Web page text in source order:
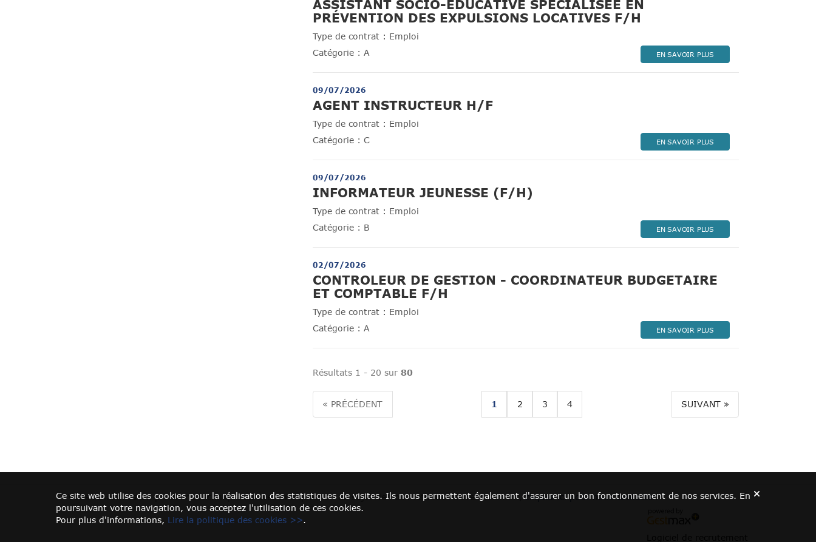
Ce site web utilise des cookies pour la réalisation des statistiques de visites. Ils nous permettent également d'assurer un bon fonctionnement de nos services. En
poursuivant votre navigation, vous acceptez l'utilisation de ces cookies.
Pour plus d'informations, Lire la politique des cookies >>.
ASSISTANT SOCIO-ÉDUCATIVE SPÉCIALISÉE EN
PRÉVENTION DES EXPULSIONS LOCATIVES F/H
Type de contrat : Emploi
Catégorie : A EN SAVOIR PLUS
09/07/2026
AGENT INSTRUCTEUR H/F(Nouvelle fenêtre)
Type de contrat : Emploi
Catégorie : C EN SAVOIR PLUS
09/07/2026
INFORMATEUR JEUNESSE (F/H)
Type de contrat : Emploi
Catégorie : B EN SAVOIR PLUS
02/07/2026
CONTROLEUR DE GESTION - COORDINATEUR BUDGETAIRE
ET COMPTABLE F/H
Type de contrat : Emploi
Catégorie : A EN SAVOIR PLUS
Résultats 1 - 20 sur80
« PRÉCÉDENT 1 2 3 4 SUIVANT »
Vous rencontrez un problème technique ou avez une question au sujet de nos méthodes de recrutement,cliquez ici pour nous contacter.